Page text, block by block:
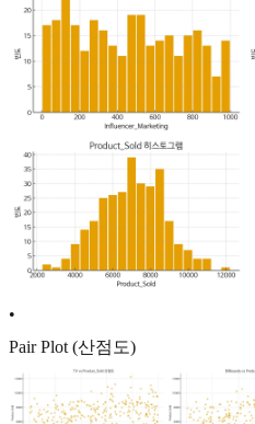
•
Pair Plot (산점도)